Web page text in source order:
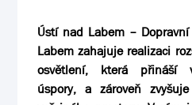
Ústí nad Labem –
Labem zahajuje realizaci
osvětlení, která přináší
úspory, a zároveň